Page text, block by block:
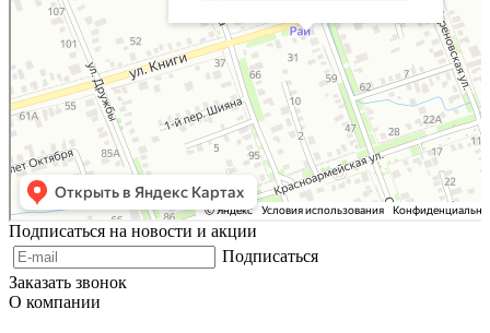
Подписаться на новости и акции
Подписаться
Заказать звонок
О компании